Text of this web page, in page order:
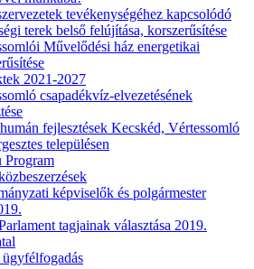
tevékenységéhez kapcsolódó
terek belső felújítása, korszerűsítése
Művelődési ház energetikai
2021-2027
csapadékvíz-elvezetésének
fejlesztések Kecskéd, Vértessomló
településen
Program
képviselők és polgármester
tagjainak választása 2019.